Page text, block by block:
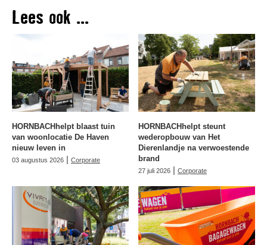
Lees ook ...
HORNBACHhelpt blaast tuin
van woonlocatie De Haven
nieuw leven in
03 augustus 2026 | Corporate
HORNBACHhelpt steunt
wederopbouw van Het
Dierenlandje na verwoestende
brand
27 juli 2026 | Corporate